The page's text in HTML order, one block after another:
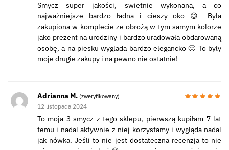
Smycz super jakości, swietnie wykonana, a co
najważniejsze bardzo ładna i cieszy oko 😉 Byla
zakupiona w komplecie ze obrożą w tym samym kolorze
jako prezent na urodziny i bardzo uradowała obdarowaną
osobę, a na piesku wyglada bardzo elegancko 🙂 To były
moje drugie zakupy i na pewno nie ostatnie!
Adrianna M. (zweryfikowany)
12 listopada 2024
To moja 3 smycz z tego sklepu, pierwszą kupiłam 7 lat
temu i nadal aktywnie z niej korzystamy i wygląda nadal
jak nówka. Jeśli to nie jest dostateczna recenzja to nie